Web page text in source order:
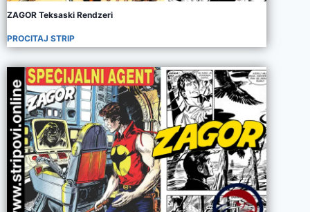
ZAGOR Teksaski Rendzeri
PROCITAJ STRIP